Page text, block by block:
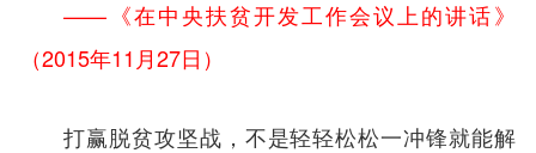
——《在中央扶贫开发工作会议上的讲话》
（2015年11月27日）
打赢脱贫攻坚战，不是轻轻松松一冲锋就能解